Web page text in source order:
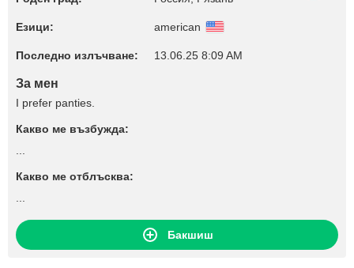
Езици: american
Последно излъчване: 13.06.25 8:09 AM
За мен
I prefer panties.
Какво ме възбужда:
Какво ме отблъсква:
Бакшиш